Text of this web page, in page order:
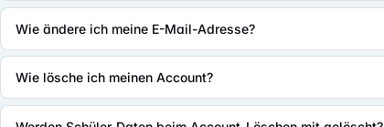
Wie ändere ich meine E-Mail-Adresse?
Wie lösche ich meinen Account?